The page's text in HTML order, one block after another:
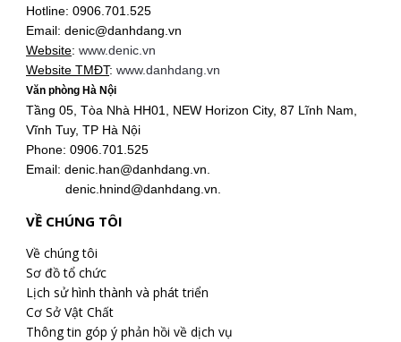
Hotline: 0906.701.525
Email: denic@danhdang.vn
Website: www.denic.vn
Website TMĐT: www.danhdang.vn
Văn phòng Hà Nội
Tầng 05, Tòa Nhà HH01, NEW Horizon City, 87 Lĩnh Nam,
Vĩnh Tuy, TP Hà Nội
Phone: 0906.701.525
Email: denic.han@danhdang.vn.
denic.hnind@danhdang.vn.
VỀ CHÚNG TÔI
Về chúng tôi
Sơ đồ tổ chức
Lịch sử hình thành và phát triển
Cơ Sở Vật Chất
Thông tin góp ý phản hồi về dịch vụ